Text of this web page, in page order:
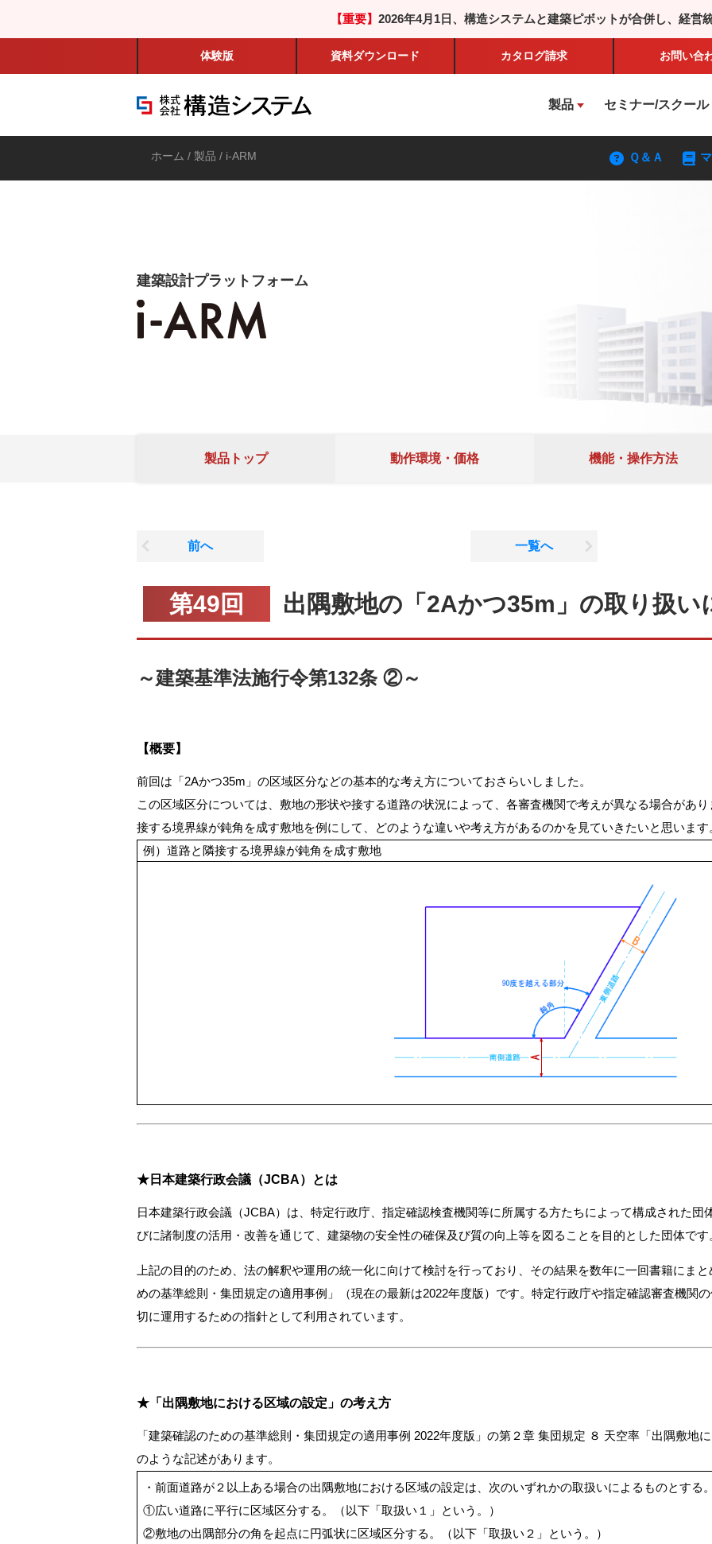
【重要】 2026年4月1日、構造システムと建築ピボットが合併し、経営
体験版 資料ダウンロード カタログ請求 お問い合
製品 セミナー/スクール
ホーム / 製品 / i-ARM Ｑ＆Ａ
建築設計プラットフォーム
製品トップ 動作環境・価格 機能・操作方法
前へ 一覧へ
第49回 出隅敷地の「2Aかつ35m」の取り扱い
～建築基準法施行令第132条 ②～
【概要】
前回は「2Aかつ35m」の区域区分などの基本的な考え方についておさらいしました。
この区域区分については、敷地の形状や接する道路の状況によって、各審査機関で考えが異なる場合があり
接する境界線が鈍角を成す敷地を例にして、どのような違いや考え方があるのかを見ていきたいと思います
例）道路と隣接する境界線が鈍角を成す敷地
★日本建築行政会議（JCBA）とは
日本建築行政会議（JCBA）は、特定行政庁、指定確認検査機関等に所属する方たちによって構成された団
びに諸制度の活用・改善を通じて、建築物の安全性の確保及び質の向上等を図ることを目的とした団体です
上記の目的のため、法の解釈や運用の統一化に向けて検討を行っており、その結果を数年に一回書籍にま
めの基準総則・集団規定の適用事例」（現在の最新は2022年度版）です。特定行政庁や指定確認審査機関
切に運用するための指針として利用されています。
★「出隅敷地における区域の設定」の考え方
「建築確認のための基準総則・集団規定の適用事例 2022年度版」の第２章 集団規定 ８ 天空率「出隅敷地
のような記述があります。
・前面道路が２以上ある場合の出隅敷地における区域の設定は、次のいずれかの取扱いによるものとする
①広い道路に平行に区域区分する。（以下「取扱い１」という。）
②敷地の出隅部分の角を起点に円弧状に区域区分する。（以下「取扱い２」という。）